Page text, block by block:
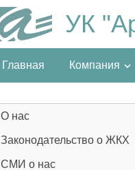
УК
Главная Компания
О нас
Законодательство о ЖКХ
СМИ о нас